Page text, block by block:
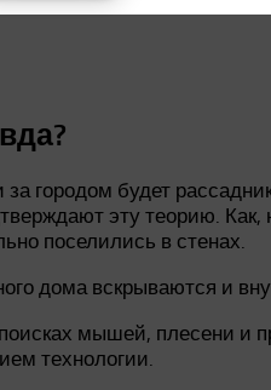
городом будет
эту теорию.
поселились в стенах.
дома вскрываются и
мышей, плесени и
технологии.